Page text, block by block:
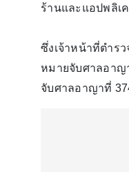
ร้านและแอปพลิเ
ซึ่งเจ้าหน้าที่ตำร
หมายจับศาลอาญ
จับศาลอาญาที่